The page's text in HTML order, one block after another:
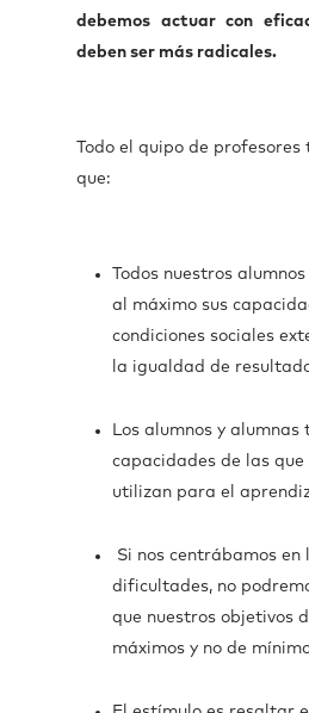
debemos actuar con
deben ser más radicales.
Todo el quipo de
que:
Todos nuestros
al máximo sus
condiciones sociales
la igualdad de
Los alumnos y alumnas
capacidades de las
utilizan para el
Si nos centrábamos en
dificultades, no
que nuestros objetivos
máximos y no de